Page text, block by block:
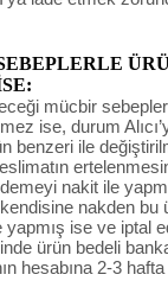
mücbir
ise, durum
benzeri ile
nakit ile
nakden bu
yapmış ise ve iptal
ürün bedeli
hesabına 2-3